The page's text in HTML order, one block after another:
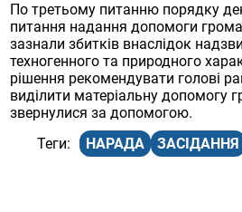
По третьому питанню порядку
питання надання допомоги
зазнали збитків внаслідок
техногенного та природного
рішення рекомендувати голові
виділити матеріальну допомогу
звернулися за допомогою.
НАРАДА
ЗАСІДАННЯ